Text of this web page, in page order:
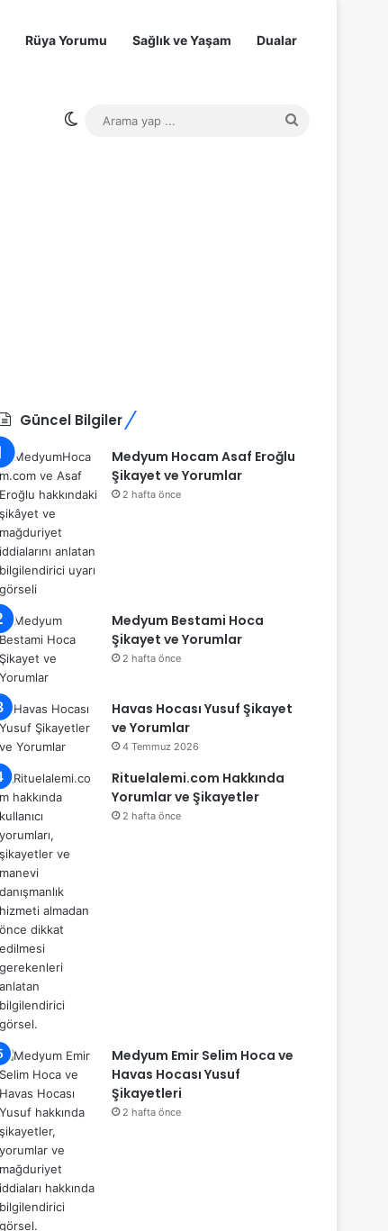
Rüya Yorumu Sağlık ve Yaşam Dualar
Dış görünümü değiştir
Güncel Bilgiler
Medyum Hocam Asaf Eroğlu
Şikayet ve Yorumlar
2 hafta önce
Medyum Bestami Hoca
Şikayet ve Yorumlar
2 hafta önce
Havas Hocası Yusuf Şikayet
ve Yorumlar
4 Temmuz 2026
Rituelalemi.com Hakkında
Yorumlar ve Şikayetler
2 hafta önce
Medyum Emir Selim Hoca ve
Havas Hocası Yusuf
Şikayetleri
2 hafta önce